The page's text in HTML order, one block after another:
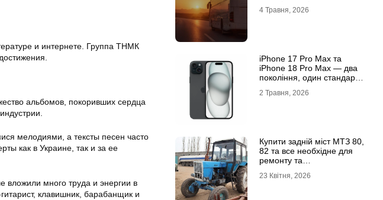
и интернете. Группа ТНМК
альбомов, покоривших сердца
мелодиями, а тексты песен часто
как в Украине, так и за ее
вложили много труда и энергии в
клавишник, барабанщик и
4 Травня, 2026
iРhone 17 Рro Мax та
iРhone 18 Рro Мax — два
покоління, один стандарт
2 Травня, 2026
Купити задній міст МТЗ 80,
82 та все необхідне для
ремонту та
23 Квітня, 2026